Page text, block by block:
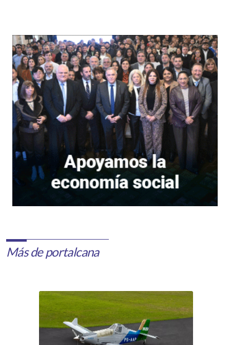
Más de portalcana